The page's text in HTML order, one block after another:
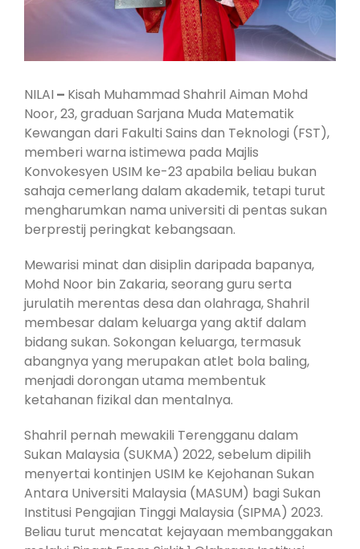
NILAI – Kisah Muhammad Shahril Aiman Mohd
Noor, 23, graduan Sarjana Muda Matematik
Kewangan dari Fakulti Sains dan Teknologi (FST),
memberi warna istimewa pada Majlis
Konvokesyen USIM ke-23 apabila beliau bukan
sahaja cemerlang dalam akademik, tetapi turut
mengharumkan nama universiti di pentas sukan
berprestij peringkat kebangsaan.
Mewarisi minat dan disiplin daripada bapanya,
Mohd Noor bin Zakaria, seorang guru serta
jurulatih merentas desa dan olahraga, Shahril
membesar dalam keluarga yang aktif dalam
bidang sukan. Sokongan keluarga, termasuk
abangnya yang merupakan atlet bola baling,
menjadi dorongan utama membentuk
ketahanan fizikal dan mentalnya.
Shahril pernah mewakili Terengganu dalam
Sukan Malaysia (SUKMA) 2022, sebelum dipilih
menyertai kontinjen USIM ke Kejohanan Sukan
Antara Universiti Malaysia (MASUM) bagi Sukan
Institusi Pengajian Tinggi Malaysia (SIPMA) 2023.
Beliau turut mencatat kejayaan membanggakan